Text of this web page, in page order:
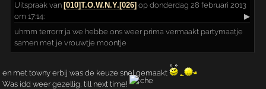
Uitspraak van [010]T.O.W.N.Y.[026] op donderdag 28 februari 2013
om 17:14:
▶
uhmm terrorrr ja we hebbe ons weer prima vermaakt partymaatje
samen met je vrouwtje moontje
en met towny erbij was de keuze snel gemaakt
Was idd weer gezellig, till next time!